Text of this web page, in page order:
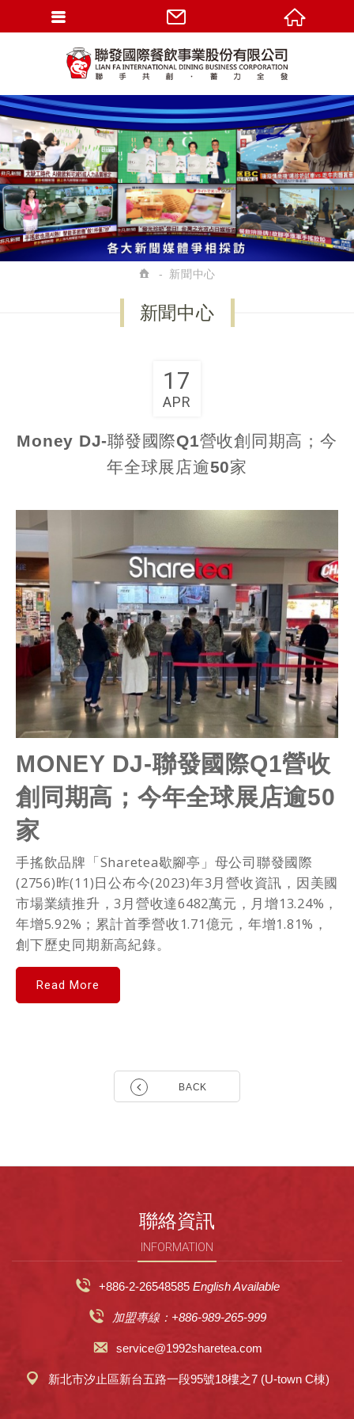
新聞中心
新聞中心
17
APR
Money DJ-聯發國際Q1營收創同期高；今
年全球展店逾50家
MONEY DJ-聯發國際Q1營收
創同期高；今年全球展店逾50
家
手搖飲品牌「Sharetea歇腳亭」母公司聯發國際
(2756)昨(11)日公布今(2023)年3月營收資訊，因美國
市場業績推升，3月營收達6482萬元，月增13.24%，
年增5.92%；累計首季營收1.71億元，年增1.81%，
創下歷史同期新高紀錄。
Read More
BACK
聯絡資訊
INFORMATION
+886-2-26548585 English Available
加盟專線：+886-989-265-999
service@1992sharetea.com
新北市汐止區新台五路一段95號18樓之7 (U-town C棟)